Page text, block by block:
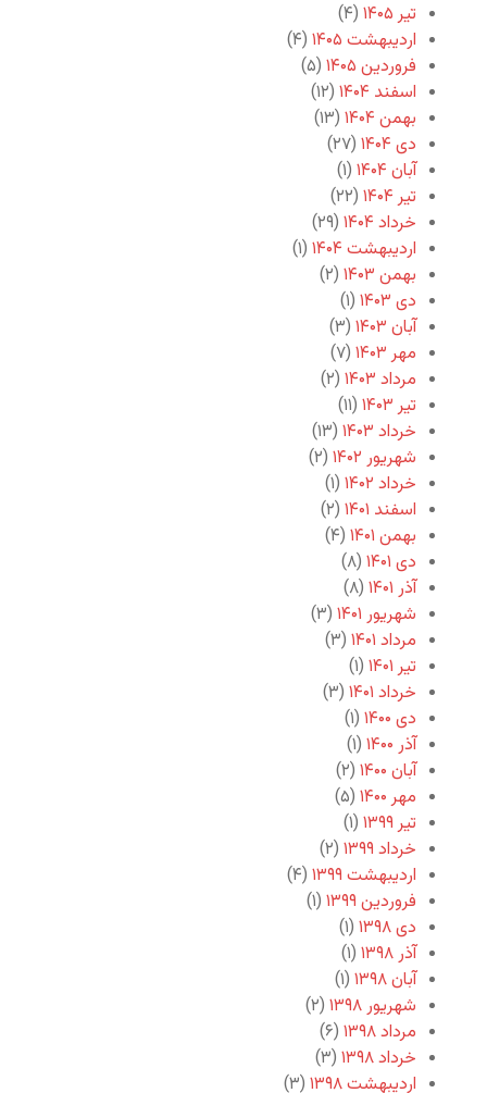
تیر ۱۴۰۵
(۴)
اردیبهشت ۱۴۰۵
(۴)
فروردین ۱۴۰۵
(۵)
اسفند ۱۴۰۴
(۱۲)
بهمن ۱۴۰۴
(۱۳)
دی ۱۴۰۴
(۲۷)
آبان ۱۴۰۴
(۱)
تیر ۱۴۰۴
(۲۲)
خرداد ۱۴۰۴
(۲۹)
اردیبهشت ۱۴۰۴
(۱)
بهمن ۱۴۰۳
(۲)
دی ۱۴۰۳
(۱)
آبان ۱۴۰۳
(۳)
مهر ۱۴۰۳
(۷)
مرداد ۱۴۰۳
(۲)
تیر ۱۴۰۳
(۱۱)
خرداد ۱۴۰۳
(۱۳)
شهریور ۱۴۰۲
(۲)
خرداد ۱۴۰۲
(۱)
اسفند ۱۴۰۱
(۲)
بهمن ۱۴۰۱
(۴)
دی ۱۴۰۱
(۸)
آذر ۱۴۰۱
(۸)
شهریور ۱۴۰۱
(۳)
مرداد ۱۴۰۱
(۳)
تیر ۱۴۰۱
(۱)
خرداد ۱۴۰۱
(۳)
دی ۱۴۰۰
(۱)
آذر ۱۴۰۰
(۱)
آبان ۱۴۰۰
(۲)
مهر ۱۴۰۰
(۵)
تیر ۱۳۹۹
(۱)
خرداد ۱۳۹۹
(۲)
اردیبهشت ۱۳۹۹
(۴)
فروردین ۱۳۹۹
(۱)
دی ۱۳۹۸
(۱)
آذر ۱۳۹۸
(۱)
آبان ۱۳۹۸
(۱)
شهریور ۱۳۹۸
(۲)
مرداد ۱۳۹۸
(۶)
خرداد ۱۳۹۸
(۳)
اردیبهشت ۱۳۹۸
(۳)